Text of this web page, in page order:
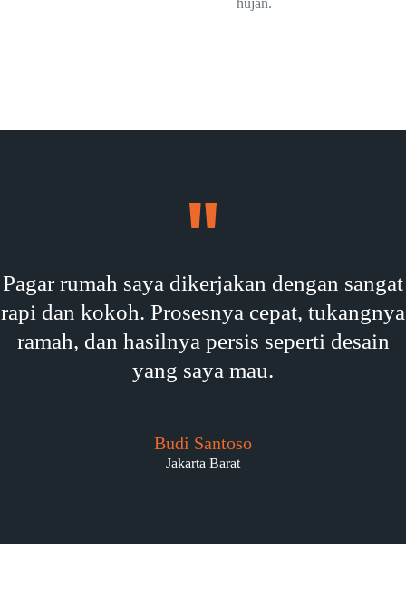
Pagar rumah saya dikerjakan dengan sangat
rapi dan kokoh. Prosesnya cepat, tukangnya
ramah, dan hasilnya persis seperti desain
yang saya mau.
Budi Santoso
Jakarta Barat